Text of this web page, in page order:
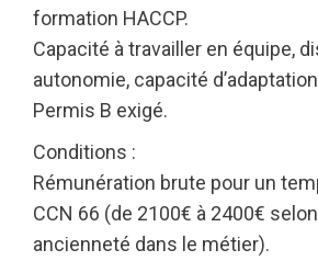
formation HACCP.
Capacité à travailler en équipe,
autonomie, capacité
Permis B exigé.
Conditions :
Rémunération brute pour un
CCN 66 (de 2100€ à 2400€
ancienneté dans le métier).